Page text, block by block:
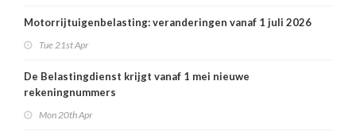
Motorrijtuigenbelasting: veranderingen vanaf 1 juli 2026
Tue 21st Apr
De Belastingdienst krijgt vanaf 1 mei nieuwe
rekeningnummers
Mon 20th Apr